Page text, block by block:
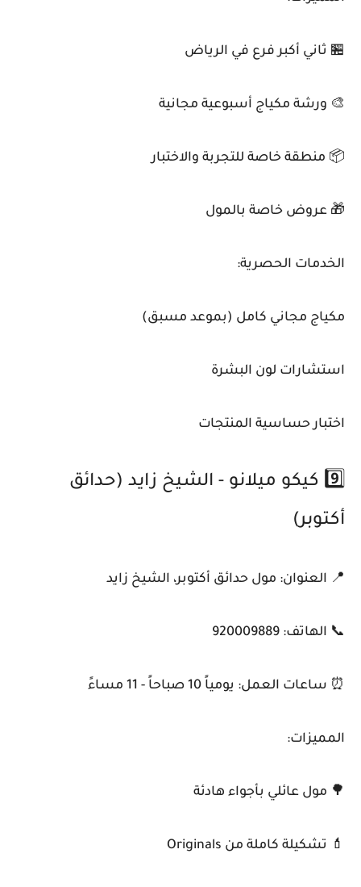
🏪 ثاني أكبر فرع في الرياض
🎨 ورشة مكياج أسبوعية مجانية
📦 منطقة خاصة للتجربة والاختبار
🎁 عروض خاصة بالمول
الخدمات الحصرية:
مكياج مجاني كامل (بموعد مسبق)
استشارات لون البشرة
اختبار حساسية المنتجات
9️⃣ كيكو ميلانو - الشيخ زايد (حدائق
أكتوبر)
📍 العنوان: مول حدائق أكتوبر، الشيخ زايد
📞 الهاتف: 920009889
⏰ ساعات العمل: يومياً 10 صباحاً - 11 مساءً
المميزات:
🌳 مول عائلي بأجواء هادئة
💄 تشكيلة كاملة من Originals